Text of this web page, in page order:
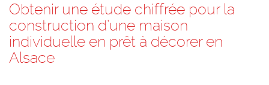
Obtenir une étude chiffrée pour la
construction d’une maison
individuelle en prêt à décorer en
Alsace